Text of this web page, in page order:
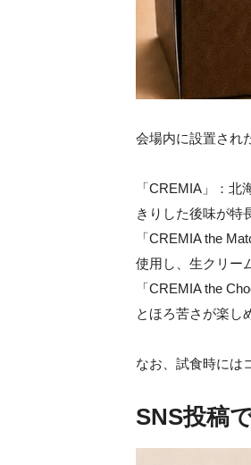
会場内に設置され
「CREMIA」：
きりした後味が特
「CREMIA the
使用し、生クリー
「CREMIA the
とほろ苦さが楽し
なお、試食時には
SNS投稿